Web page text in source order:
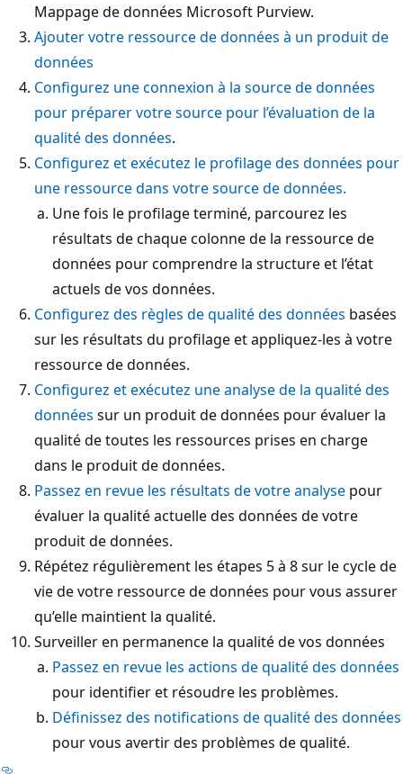
Mappage de données Microsoft Purview.
Ajouter votre ressource de données à un produit de
données
Configurez une connexion à la source de données
pour préparer votre source pour l’évaluation de la
qualité des données.
Configurez et exécutez le profilage des données pour
une ressource dans votre source de données.
Une fois le profilage terminé, parcourez les
résultats de chaque colonne de la ressource de
données pour comprendre la structure et l’état
actuels de vos données.
Configurez des règles de qualité des données basées
sur les résultats du profilage et appliquez-les à votre
ressource de données.
Configurez et exécutez une analyse de la qualité des
données sur un produit de données pour évaluer la
qualité de toutes les ressources prises en charge
dans le produit de données.
Passez en revue les résultats de votre analyse pour
évaluer la qualité actuelle des données de votre
produit de données.
Répétez régulièrement les étapes 5 à 8 sur le cycle de
vie de votre ressource de données pour vous assurer
qu’elle maintient la qualité.
Surveiller en permanence la qualité de vos données
Passez en revue les actions de qualité des données
pour identifier et résoudre les problèmes.
Définissez des notifications de qualité des données
pour vous avertir des problèmes de qualité.